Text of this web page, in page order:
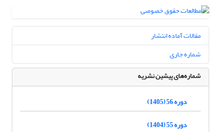
مقالات آماده انتشار
شماره جاری
شماره‌های پیشین نشریه
دوره 56 (1405)
دوره 55 (1404)